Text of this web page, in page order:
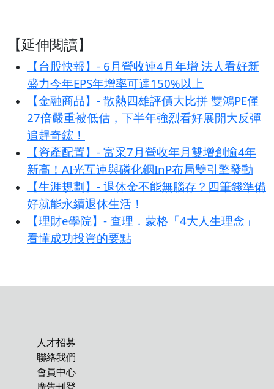
【延伸閱讀】
【台股快報】- 6月營收連4月年增 法人看好新
盛力今年EPS年增率可達150%以上
【金融商品】- 散熱四雄評價大比拼 雙鴻PE僅
27倍嚴重被低估，下半年強烈看好展開大反彈
追趕奇鋐！
【資產配置】- 富采7月營收年月雙增創逾4年
新高！AI光互連與磷化銦InP布局雙引擎發動
【生涯規劃】- 退休金不能無腦存？四筆錢準備
好就能永續退休生活！
【理財e學院】- 查理．蒙格「4大人生理念」
看懂成功投資的要點
人才招募
聯絡我們
會員中心